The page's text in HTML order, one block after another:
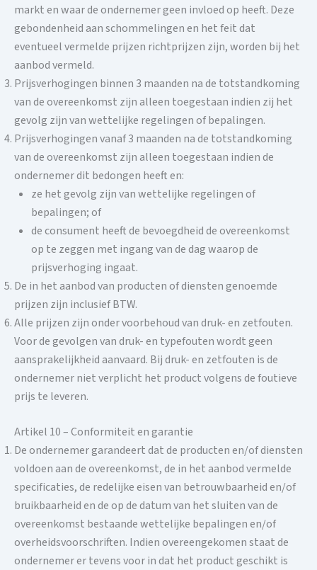
markt en waar de ondernemer geen invloed op heeft. Deze
gebondenheid aan schommelingen en het feit dat
eventueel vermelde prijzen richtprijzen zijn, worden bij het
aanbod vermeld.
Prijsverhogingen binnen 3 maanden na de totstandkoming
van de overeenkomst zijn alleen toegestaan ​​indien zij het
gevolg zijn van wettelijke regelingen of bepalingen.
Prijsverhogingen vanaf 3 maanden na de totstandkoming
van de overeenkomst zijn alleen toegestaan ​​indien de
ondernemer dit bedongen heeft en:
ze het gevolg zijn van wettelijke regelingen of
bepalingen; of
de consument heeft de bevoegdheid de overeenkomst
op te zeggen met ingang van de dag waarop de
prijsverhoging ingaat.
De in het aanbod van producten of diensten genoemde
prijzen zijn inclusief BTW.
Alle prijzen zijn onder voorbehoud van druk- en zetfouten.
Voor de gevolgen van druk- en typefouten wordt geen
aansprakelijkheid aanvaard. Bij druk- en zetfouten is de
ondernemer niet verplicht het product volgens de foutieve
prijs te leveren.
Artikel 10 – Conformiteit en garantie
De ondernemer garandeert dat de producten en/of diensten
voldoen aan de overeenkomst, de in het aanbod vermelde
specificaties, de redelijke eisen van betrouwbaarheid en/of
bruikbaarheid en de op de datum van het sluiten van de
overeenkomst bestaande wettelijke bepalingen en/of
overheidsvoorschriften. Indien overeengekomen staat de
ondernemer er tevens voor in dat het product geschikt is